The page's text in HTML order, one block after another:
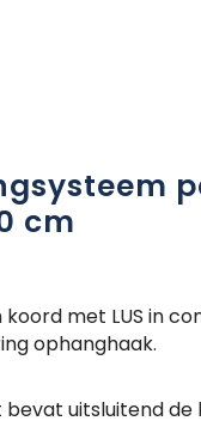
cm
met LUS in
ophanghaak.
uitsluitend de